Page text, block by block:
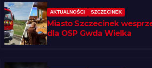
AKTUALNOŚCI SZCZECINEK
Miasto Szczecinek
dla OSP Gwda Wielka